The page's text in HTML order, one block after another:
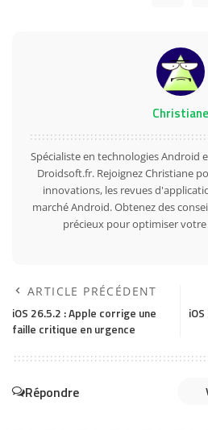
Christiane
Spécialiste en technologies Android
Droidsoft.fr. Rejoignez Christiane
innovations, les revues
marché Android. Obtenez des
précieux pour optimiser
ARTICLE PRÉCÉDENT
iOS 26.5.2 : Apple corrige une
faille critique en urgence
Répondre